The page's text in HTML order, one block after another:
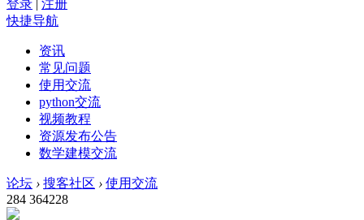
登录 | 注册
快捷导航
资讯
常见问题
使用交流
python交流
视频教程
资源发布公告
数学建模交流
论坛 › 搜客社区 › 使用交流
284 364228